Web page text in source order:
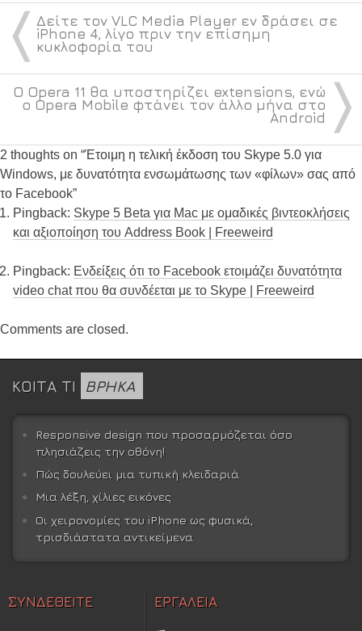
〈 Δείτε τον VLC Media Player εν δράσει σε
iPhone 4, λίγο πριν την επίσημη
κυκλοφορία του
〉
Ο Opera 11 θα υποστηρίζει extensions, ενώ
ο Opera Mobile φτάνει τον άλλο μήνα στο
Android
2 thoughts on “Έτοιμη η τελική έκδοση του Skype 5.0 για
Windows, με δυνατότητα ενσωμάτωσης των «φίλων» σας από
το Facebook”
Pingback: Skype 5 Beta για Mac με ομαδικές βιντεοκλήσεις
και αξιοποίηση του Address Book | Freeweird
Pingback: Ενδείξεις ότι το Facebook ετοιμάζει δυνατότητα
video chat που θα συνδέεται με το Skype | Freeweird
Comments are closed.
ΚΟΙΤΑ ΤΙ ΒΡΗΚΑ
Responsive design που προσαρμόζεται όσο
πλησιάζεις την οθόνη!
Πώς δουλεύει μια τυπική κλειδαριά
Μια λέξη, χίλιες εικόνες
Οι χειρονομίες του iPhone ως φυσικά,
τρισδιάστατα αντικείμενα
ΣΥΝΔΕΘΕΙΤΕ ΕΡΓΑΛΕΙΑ